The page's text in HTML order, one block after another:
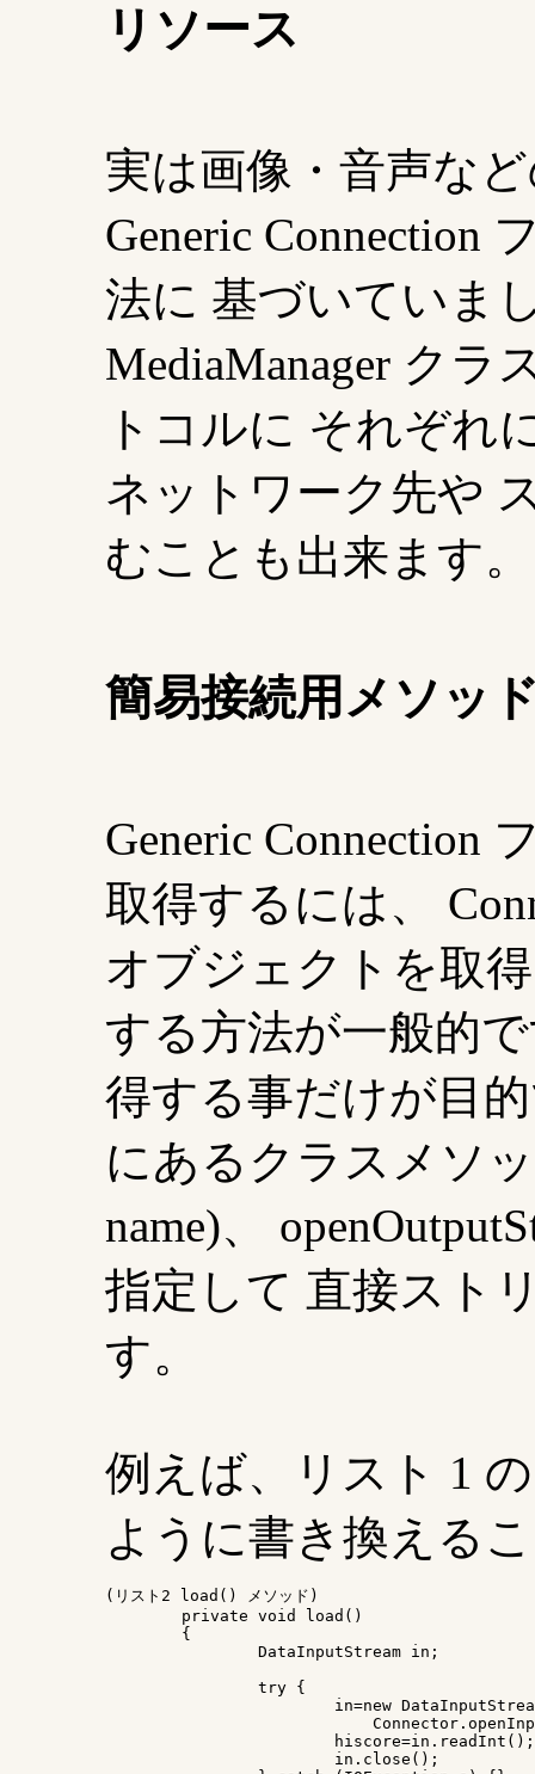
リソース
実は画像・音声な
Generic Connection
法に 基づいていま
MediaManager ク
トコルに それぞれ
ネットワーク先や
むことも出来ます。
簡易接続用メソッ
Generic Connection
取得するには、
オブジェクトを取
する方法が一般的
得する事だけが目
にあるクラスメソッ
name)、
指定して 直接スト
す。
例えば、リスト 1
ように書き換える
(リスト2 load() メソッド)